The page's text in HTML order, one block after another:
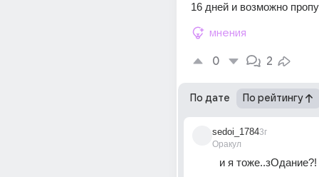
16 дней и возможно
мнения
0 2
По дате По рейтингу
sedoi_1784
Оракул
3г
и я тоже..зОдание?!